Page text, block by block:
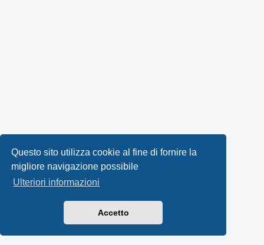
Questo sito utilizza cookie al fine di fornire la
migliore navigazione possibile
Ulteriori informazioni
Accetto